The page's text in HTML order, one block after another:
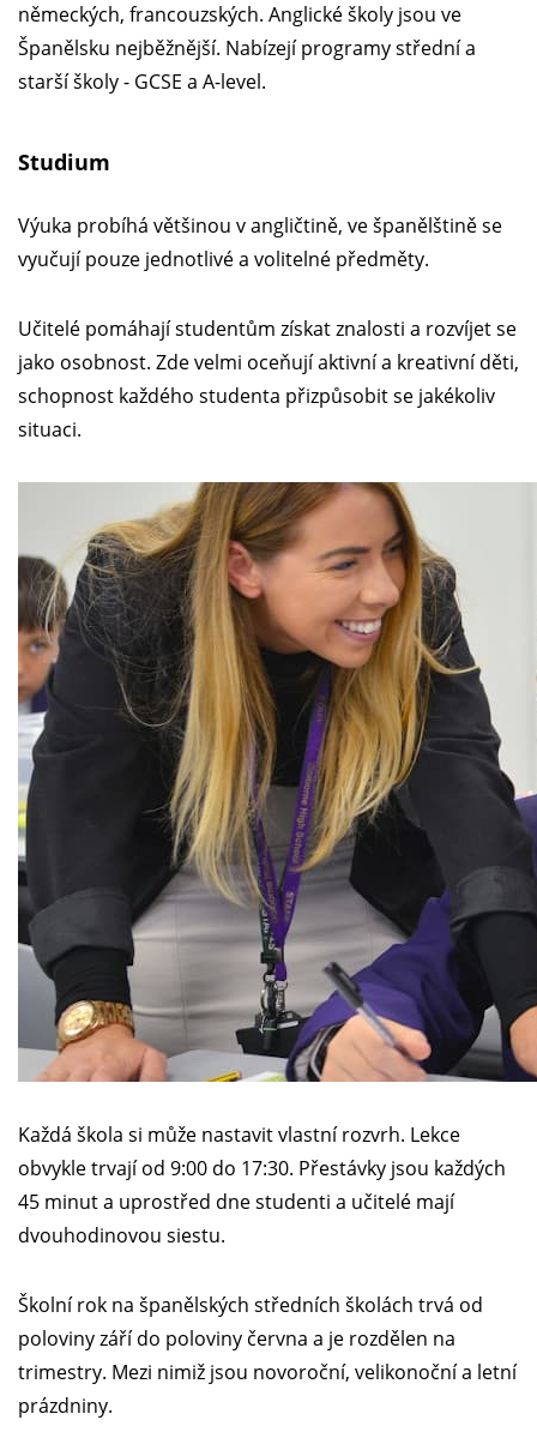
německých, francouzských. Anglické školy jsou ve
Španělsku nejběžnější. Nabízejí programy střední a
starší školy - GCSE a A-level.
Studium
Výuka probíhá většinou v angličtině, ve španělštině se
vyučují pouze jednotlivé a volitelné předměty.
Učitelé pomáhají studentům získat znalosti a rozvíjet se
jako osobnost. Zde velmi oceňují aktivní a kreativní děti,
schopnost každého studenta přizpůsobit se jakékoliv
situaci.
Každá škola si může nastavit vlastní rozvrh. Lekce
obvykle trvají od 9:00 do 17:30. Přestávky jsou každých
45 minut a uprostřed dne studenti a učitelé mají
dvouhodinovou siestu.
Školní rok na španělských středních školách trvá od
poloviny září do poloviny června a je rozdělen na
trimestry. Mezi nimiž jsou novoroční, velikonoční a letní
prázdniny.